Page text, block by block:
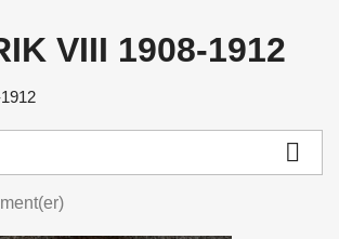
VIII 1908-1912
